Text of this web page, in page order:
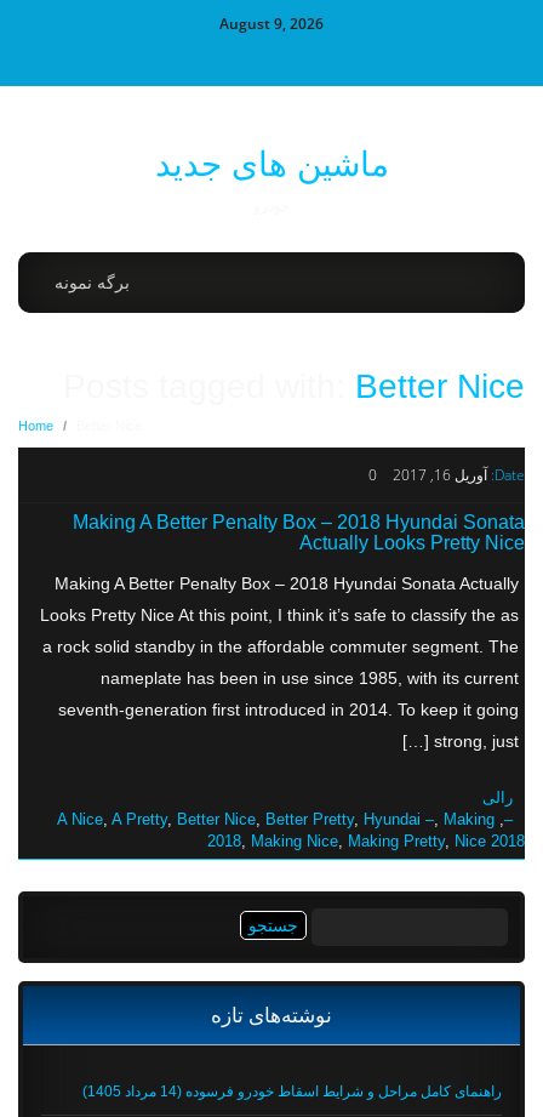
August 9, 2026
ماشین های جدید
برگه نمونه
Posts tagged with:Better Nice
Home
Date: آوریل 16, 2017 0
Making A Better Penalty Box – 2018 Hyundai Sonata
Actually Looks Pretty Nice
Making A Better Penalty Box – 2018 Hyundai Sonata Actually
Looks Pretty Nice At this point, I think it’s safe to classify the as
a rock solid standby in the affordable commuter segment. The
nameplate has been in use since 1985, with its current
seventh-generation first introduced in 2014. To keep it going
strong, just […]
رالی
,
A Nice,A Pretty,Better Nice,Better Pretty,Hyundai –,Making
2018,Making Nice,Making Pretty,Nice 2018
نوشته‌های تازه
راهنمای کامل مراحل و شرایط اسقاط خودرو فرسوده (14 مرداد 1405)